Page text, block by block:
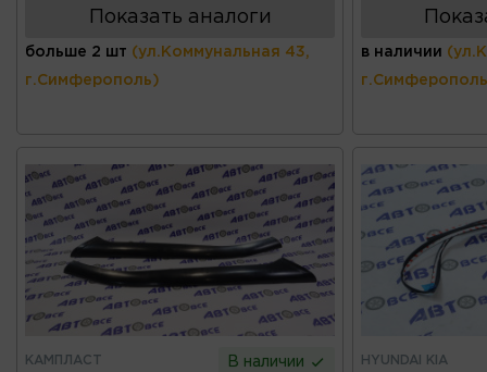
Показать аналоги
больше 2 шт (ул.Коммунальная 43,
г.Симферополь)
в наличии
КАМПЛАСТ В наличии HYUNDAI KIA